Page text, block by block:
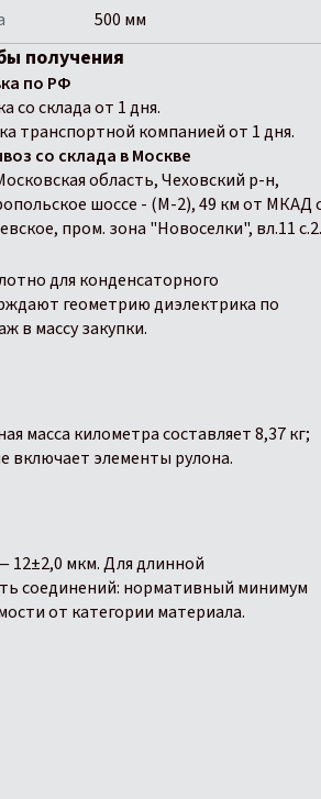
500 мм
получения
по РФ
со склада от 1 дня.
транспортной компанией от 1 дня.
со склада в Москве
область, Чеховский р-н,
шоссе - (М-2), 49 км от МКАД
пром. зона "Новоселки", вл.11 с.2.
для конденсаторного
геометрию диэлектрика по
в массу закупки.
масса километра составляет 8,37 кг;
включает элементы рулона.
12±2,0 мкм. Для длинной
соединений: нормативный минимум
от категории материала.